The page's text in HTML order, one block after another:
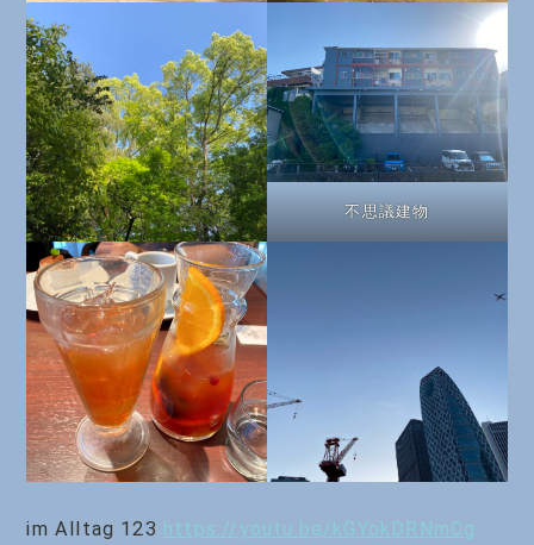
不思議建物
im Alltag 123 https://youtu.be/kGYokDRNmCg